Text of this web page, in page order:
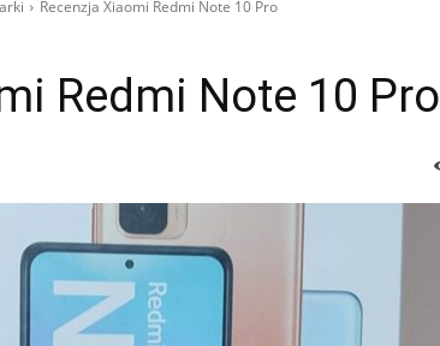
Recenzja Xiaomi Redmi Note 10 Pro
Redmi Note 10 Pro